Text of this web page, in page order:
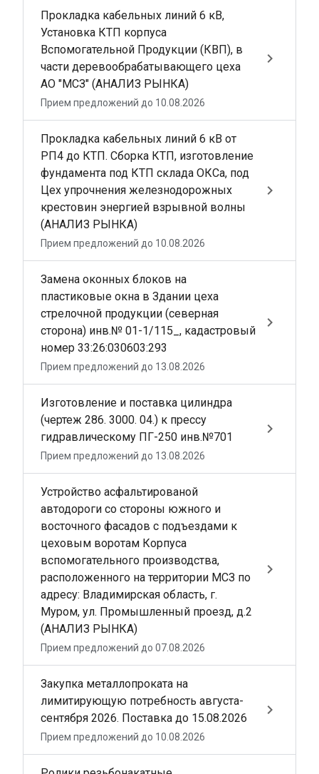
Прокладка кабельных линий 6 кВ,
Установка КТП корпуса
Вспомогательной Продукции (КВП), в
части деревообрабатывающего цеха
АО "МСЗ" (АНАЛИЗ РЫНКА)
Прием предложений до 10.08.2026
keyboard_arrow_right
Прокладка кабельных линий 6 кВ от
РП4 до КТП. Сборка КТП, изготовление
фундамента под КТП склада ОКСа, под
Цех упрочнения железнодорожных
крестовин энергией взрывной волны
(АНАЛИЗ РЫНКА)
Прием предложений до 10.08.2026
keyboard_arrow_right
Замена оконных блоков на
пластиковые окна в Здании цеха
стрелочной продукции (северная
сторона) инв.№ 01-1/115_, кадастровый
номер 33:26:030603:293
Прием предложений до 13.08.2026
keyboard_arrow_right
Изготовление и поставка цилиндра
(чертеж 286. 3000. 04.) к прессу
гидравлическому ПГ-250 инв.№701
Прием предложений до 13.08.2026
keyboard_arrow_right
Устройство асфальтированой
автодороги со стороны южного и
восточного фасадов с подъездами к
цеховым воротам Корпуса
вспомогательного производства,
расположенного на территории МСЗ по
адресу: Владимирская область, г.
Муром, ул. Промышленный проезд, д.2
(АНАЛИЗ РЫНКА)
Прием предложений до 07.08.2026
keyboard_arrow_right
Закупка металлопроката на
лимитирующую потребность августа-
сентября 2026. Поставка до 15.08.2026
Прием предложений до 10.08.2026
keyboard_arrow_right